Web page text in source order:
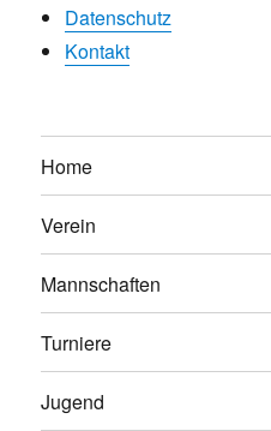
Datenschutz
Kontakt
Home
Verein
Mannschaften
Turniere
Jugend